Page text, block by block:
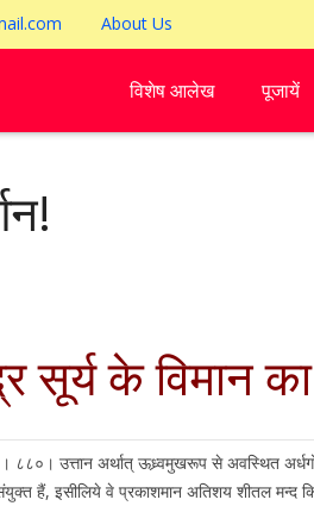
About Us
विशेष आलेख पूजायें
सूर्य के विमान
उत्तान अर्थात् ऊध्र्वमुखरूप से अवस्थित
हैं, इसीलिये वे प्रकाशमान अतिशय शीतल